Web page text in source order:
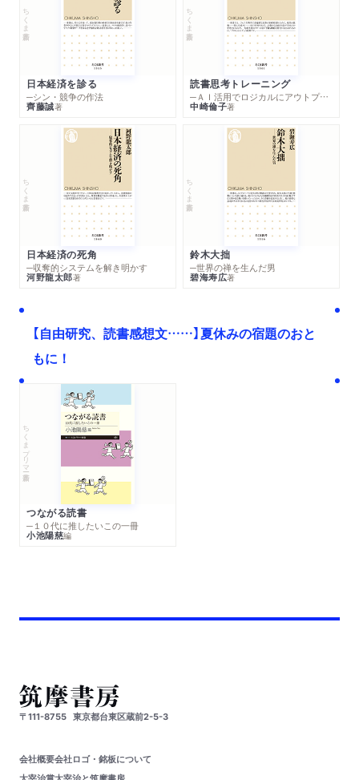
ちくま新書
日本経済を診る
─シン・競争の作法
齊藤誠著
ちくま新書
読書思考トレーニング
─ＡＩ活用でロジカルにアウトプットする技法
中崎倫子著
ちくま新書
日本経済の死角
─収奪的システムを解き明かす
河野龍太郎著
ちくま新書
鈴木大拙
─世界の禅を生んだ男
碧海寿広著
【自由研究、読書感想文……】夏休みの宿題のおと
もに！
ちくまプリマー新書
つながる読書
─１０代に推したいこの一冊
小池陽慈編
〒111-8755 東京都台東区蔵前2-5-3
会社概要会社ロゴ・銘板について